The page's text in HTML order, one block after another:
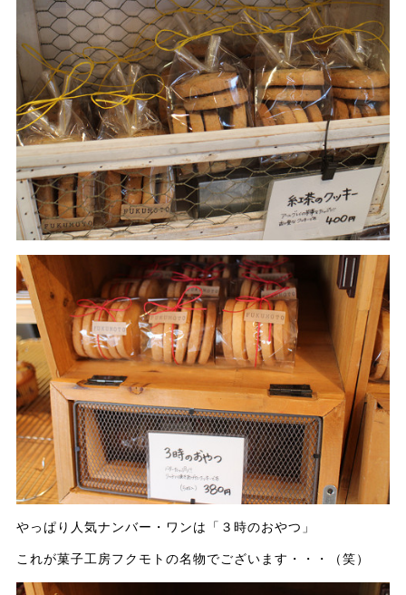
やっぱり人気ナンバー・ワンは「３時のおやつ」
これが菓子工房フクモトの名物でございます・・・（笑）